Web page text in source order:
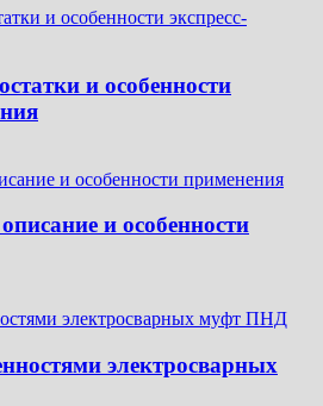
и особенности
и особенности
электросварных